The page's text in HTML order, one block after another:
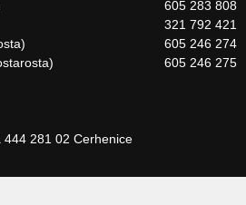
605 283 808
321 792 421
605 246 274
605 246 275
444281 02 Cerhenice